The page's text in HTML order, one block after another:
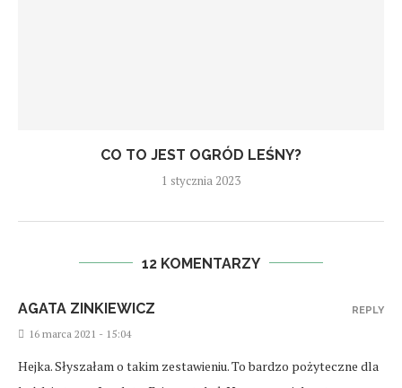
CO TO JEST OGRÓD LEŚNY?
1 stycznia 2023
12 KOMENTARZY
AGATA ZINKIEWICZ
16 marca 2021 - 15:04
Hejka. Słyszałam o takim zestawieniu. To bardzo pożyteczne dla
REPLY